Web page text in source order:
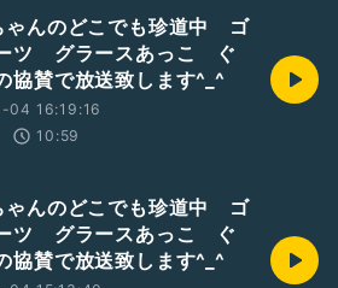
ゃんのどこでも珍道中 ゴ
ツ グラースあっこ ぐ
協賛で放送致します^_^
04 16:19:16
10:59
ゃんのどこでも珍道中 ゴ
ツ グラースあっこ ぐ
協賛で放送致します^_^